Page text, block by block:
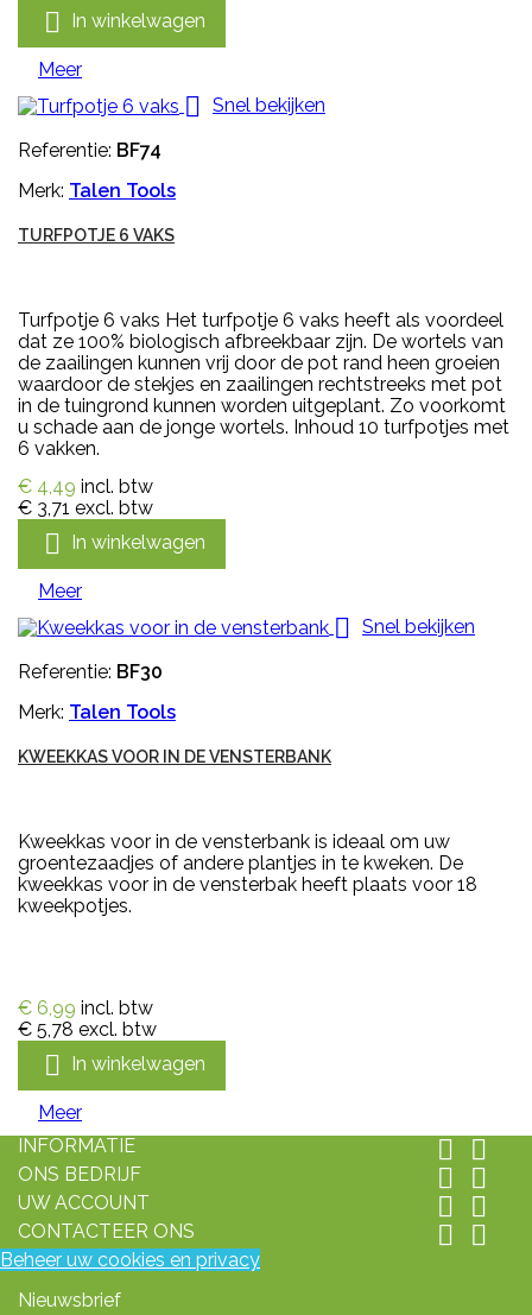
 In winkelwagen
Meer

Snel bekijken
Referentie: BF74
Merk: Talen Tools
TURFPOTJE 6 VAKS
Turfpotje 6 vaks Het turfpotje 6 vaks heeft als voordeel
dat ze 100% biologisch afbreekbaar zijn. De wortels van
de zaailingen kunnen vrij door de pot rand heen groeien
waardoor de stekjes en zaailingen rechtstreeks met pot
in de tuingrond kunnen worden uitgeplant. Zo voorkomt
u schade aan de jonge wortels. Inhoud 10 turfpotjes met
6 vakken.
€ 4,49 incl. btw
€ 3,71 excl. btw
 In winkelwagen
Meer

Snel bekijken
Referentie: BF30
Merk: Talen Tools
KWEEKKAS VOOR IN DE VENSTERBANK
Kweekkas voor in de vensterbank is ideaal om uw
groentezaadjes of andere plantjes in te kweken. De
kweekkas voor in de vensterbak heeft plaats voor 18
kweekpotjes.
€ 6,99 incl. btw
€ 5,78 excl. btw
 In winkelwagen
Meer
INFORMATIE
 
ONS BEDRIJF  
UW ACCOUNT  
CONTACTEER ONS  
Beheer uw cookies en privacy
Nieuwsbrief